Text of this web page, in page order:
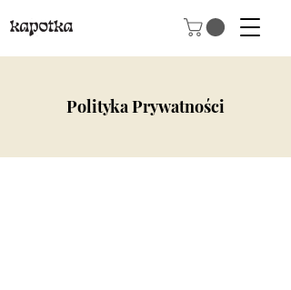
Polityka Prywatności